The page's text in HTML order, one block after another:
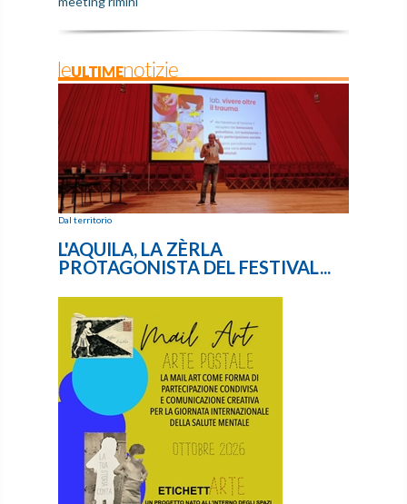
leULTIMEnotizie
Dal territorio
L'AQUILA, LA ZÈRLA
PROTAGONISTA DEL FESTIVAL...